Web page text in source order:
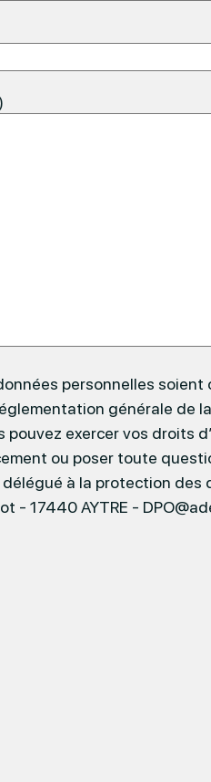
personnelles soient
générale de
pouvez exercer vos droits
ou poser toute
à la protection des
- 17440 AYTRE -